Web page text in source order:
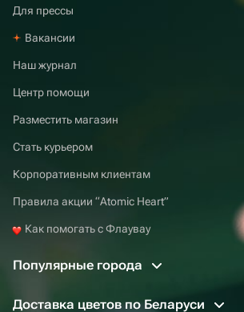
Для прессы
Вакансии
Наш журнал
Центр помощи
Разместить магазин
Стать курьером
Корпоративным клиентам
Правила акции “Atomic Heart”
Как помогать с Флаувау
Популярные города
Доставка цветов по Беларуси